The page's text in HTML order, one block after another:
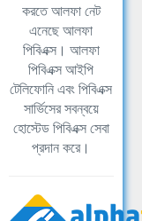
করতে আলফা নেট
এনেছে আলফা
পিবিএক্স। আলফা
পিবিএক্স আইপি
টেলিফোনি এবং পিবিএক্স
সার্ভিসের সবন্বয়ে
হোস্টেড পিবিএক্স সেবা
প্রদান করে।